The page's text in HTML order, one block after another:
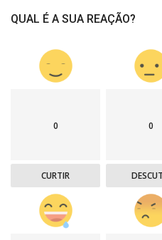
QUAL É A SUA REAÇÃO?
0
CURTIR
0